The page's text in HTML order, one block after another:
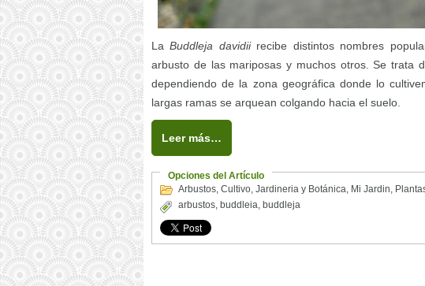
LaBuddleja davidii recibe distintos nombres
arbusto de las mariposas y muchos otros. Se trata
dependiendo de la zona geográfica donde lo
largas ramas se arquean colgando hacia el suelo.
Leer más…
Opciones del Artículo
Arbustos, Cultivo, Jardineria y Botánica, Mi Jardin,
arbustos, buddleia, buddleja